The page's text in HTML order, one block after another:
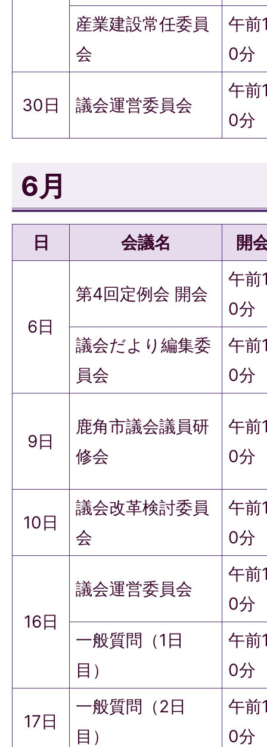
産業建設常任委員
会
午前
0分
30日 議会運営委員会
午前
0分
6月
日 会議名 開
6日
第4回定例会 開会
午前
0分
議会だより編集委
員会
午前
0分
9日
鹿角市議会議員研
修会
午前
0分
10日
議会改革検討委員
会
午前
0分
16日
議会運営委員会
午前
0分
一般質問（1日
目）
午前
0分
17日
一般質問（2日
目）
午前
0分